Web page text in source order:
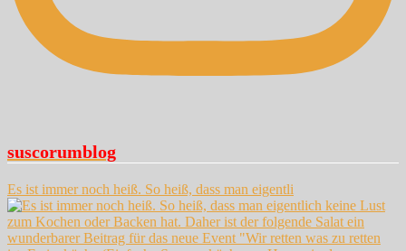
suscorumblog
Es ist immer noch heiß. So heiß, dass man eigentli